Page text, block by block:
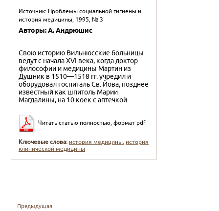
Источник: Проблемы социальной гигиены и
история медицины, 1995, № 3
Авторы: А. Андрюшис
Свою историю Вильнюсские больницы
ведут с начала XVI века, когда доктор
философии и медицины Мартин из
Душник в 1510—1518 гг. учредил и
оборудовал госпиталь Св. Йова, позднее
известный как шпитоль Марии
Магдалины, на 10 коек с аптечкой.
Читать статью полностью, формат pdf
Ключевые слова: история медицины, история
клинической медицины
Предыдущая